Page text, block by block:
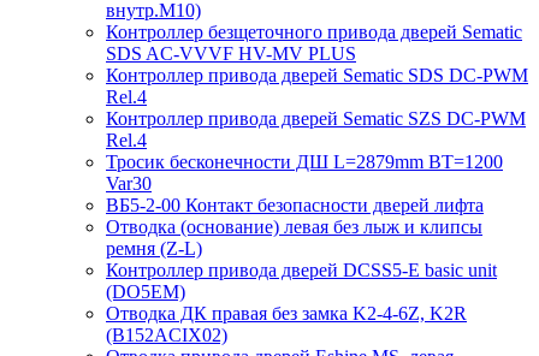
внутр.М10)
Контроллер безщеточного привода дверей Sematiс
SDS AC-VVVF HV-MV PLUS
Контроллер привода дверей Sematic SDS DC-PWM
Rel.4
Контроллер привода дверей Sematic SZS DC-PWM
Rel.4
Тросик бесконечности ДШ L=2879mm BT=1200
Var30
ВБ5-2-00 Контакт безопасности дверей лифта
Отводка (основание) левая без лыж и клипсы
ремня (Z-L)
Контроллер привода дверей DCSS5-E basic unit
(DO5EM)
Отводка ДК правая без замка K2-4-6Z, K2R
(B152ACIX02)